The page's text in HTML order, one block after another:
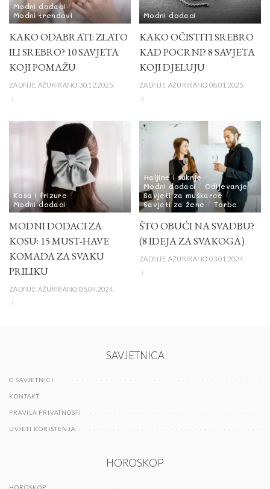
Modni dodaci
Modni trendovi
KAKO ODABRATI: ZLATO
ILI SREBRO? 10 SAVJETA
KOJI POMAŽU
ZADNJE AŽURIRANO 30.12.2025.
Modni dodaci
KAKO OČISTITI SREBRO
KAD POCRNI? 8 SAVJETA
KOJI DJELUJU
ZADNJE AŽURIRANO 08.01.2025.
Kosa i frizure
Modni dodaci
MODNI DODACI ZA
KOSU: 15 MUST-HAVE
KOMADA ZA SVAKU
PRILIKU
ZADNJE AŽURIRANO 05.04.2024.
Haljine i suknje
Modni dodaci
Odijevanje
Savjeti za muškarce
Savjeti za žene
Torbe
ŠTO OBUĆI NA SVADBU?
(8 IDEJA ZA SVAKOGA)
ZADNJE AŽURIRANO 03.01.2024.
SAVJETNICA
O SAVJETNICI
KONTAKT
PRAVILA PRIVATNOSTI
UVJETI KORIŠTENJA
HOROSKOP
HOROSKOP